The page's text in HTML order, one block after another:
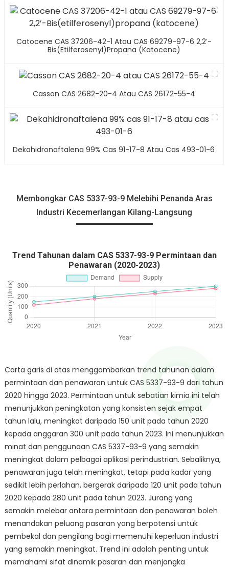
Catocene CAS 37206-42-1 Atau CAS 69279-97-6 2,2′-
Bis(etilferosenyl)propana (katocene)
Casson CAS 2682-20-4 Atau CAS 26172-55-4
Dekahidronaftalena 99% Cas 91-17-8 Atau Cas 493-01-6
Membongkar CAS 5337-93-9 Melebihi Penanda Aras
Industri Kecemerlangan Kilang-Langsung
Trend Tahunan dalam CAS 5337-93-9 Permintaan dan
Penawaran (2020-2023)
Carta garis di atas menggambarkan trend tahunan dalam
permintaan dan penawaran untuk CAS 5337-93-9 dari tahun
2020 hingga 2023. Permintaan untuk sebatian kimia ini telah
menunjukkan peningkatan yang konsisten sejak empat
tahun lalu, meningkat daripada 150 unit pada tahun 2020
kepada anggaran 300 unit pada tahun 2023. Ini menunjukkan
minat dan penggunaan CAS 5337-93-9 yang semakin
meningkat dalam pelbagai aplikasi perindustrian. Sebaliknya,
penawaran juga telah meningkat, tetapi pada kadar yang
sedikit lebih perlahan, bergerak daripada 120 unit pada tahun
2020 kepada 280 unit pada tahun 2023. Jurang yang
semakin melebar antara permintaan dan penawaran boleh
menandakan peluang pasaran yang berpotensi untuk
pembekal dan pengilang bagi memenuhi keperluan industri
yang semakin meningkat. Trend ini adalah penting untuk
memahami sifat dinamik pasaran dan menjangka